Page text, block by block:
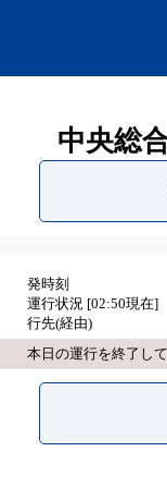
中央総
発時刻
運行状況 [02:50現在]
行先(経由)
本日の運行を終了して